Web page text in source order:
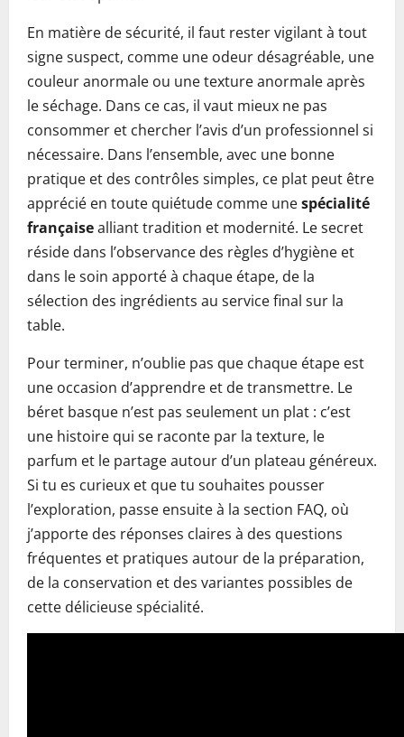
En matière de sécurité, il faut rester vigilant à tout
signe suspect, comme une odeur désagréable, une
couleur anormale ou une texture anormale après
le séchage. Dans ce cas, il vaut mieux ne pas
consommer et chercher l’avis d’un professionnel si
nécessaire. Dans l’ensemble, avec une bonne
pratique et des contrôles simples, ce plat peut être
apprécié en toute quiétude comme unespécialité
françaisealliant tradition et modernité. Le secret
réside dans l’observance des règles d’hygiène et
dans le soin apporté à chaque étape, de la
sélection des ingrédients au service final sur la
table.
Pour terminer, n’oublie pas que chaque étape est
une occasion d’apprendre et de transmettre. Le
béret basque n’est pas seulement un plat : c’est
une histoire qui se raconte par la texture, le
parfum et le partage autour d’un plateau généreux.
Si tu es curieux et que tu souhaites pousser
l’exploration, passe ensuite à la section FAQ, où
j’apporte des réponses claires à des questions
fréquentes et pratiques autour de la préparation,
de la conservation et des variantes possibles de
cette délicieuse spécialité.